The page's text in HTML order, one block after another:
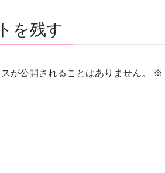
を残す
が公開されることはありません。 ※